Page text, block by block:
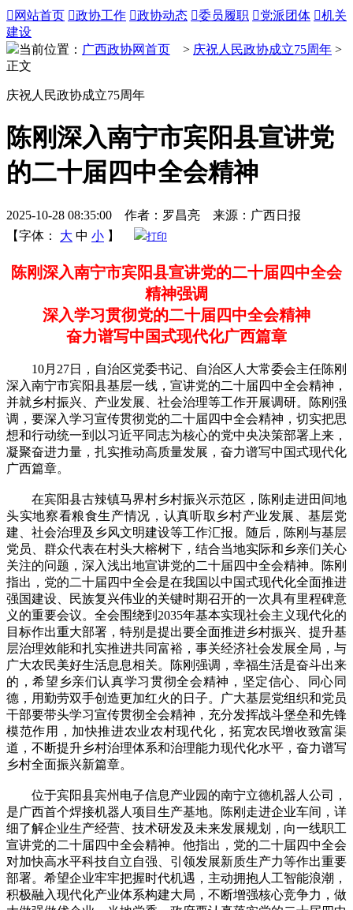
 网站首页 政协工作 政协动态 委员履职 党派团体 机关
建设
当前位置： 广西政协网首页 > 庆祝人民政协成立75周年 >
正文
庆祝人民政协成立75周年
陈刚深入南宁市宾阳县宣讲党
的二十届四中全会精神
2025-10-28 08:35:00 作者：罗昌亮 来源：广西日报
【字体：
大 中 小 】 打印
陈刚深入南宁市宾阳县宣讲党的二十届四中全会
精神强调
深入学习贯彻党的二十届四中全会精神
奋力谱写中国式现代化广西篇章
10月27日，自治区党委书记、自治区人大常委会主任陈刚
深入南宁市宾阳县基层一线，宣讲党的二十届四中全会精神，
并就乡村振兴、产业发展、社会治理等工作开展调研。陈刚强
调，要深入学习宣传贯彻党的二十届四中全会精神，切实把思
想和行动统一到以习近平同志为核心的党中央决策部署上来，
凝聚奋进力量，扎实推动高质量发展，奋力谱写中国式现代化
广西篇章。
在宾阳县古辣镇马界村乡村振兴示范区，陈刚走进田间地
头实地察看粮食生产情况，认真听取乡村产业发展、基层党
建、社会治理及乡风文明建设等工作汇报。随后，陈刚与基层
党员、群众代表在村头大榕树下，结合当地实际和乡亲们关心
关注的问题，深入浅出地宣讲党的二十届四中全会精神。陈刚
指出，党的二十届四中全会是在我国以中国式现代化全面推进
强国建设、民族复兴伟业的关键时期召开的一次具有里程碑意
义的重要会议。全会围绕到2035年基本实现社会主义现代化的
目标作出重大部署，特别是提出要全面推进乡村振兴、提升基
层治理效能和扎实推进共同富裕，事关经济社会发展全局，与
广大农民美好生活息息相关。陈刚强调，幸福生活是奋斗出来
的，希望乡亲们认真学习贯彻全会精神，坚定信心、同心同
德，用勤劳双手创造更加红火的日子。广大基层党组织和党员
干部要带头学习宣传贯彻全会精神，充分发挥战斗堡垒和先锋
模范作用，加快推进农业农村现代化，拓宽农民增收致富渠
道，不断提升乡村治理体系和治理能力现代化水平，奋力谱写
乡村全面振兴新篇章。
位于宾阳县宾州电子信息产业园的南宁立德机器人公司，
是广西首个焊接机器人项目生产基地。陈刚走进企业车间，详
细了解企业生产经营、技术研发及未来发展规划，向一线职工
宣讲党的二十届四中全会精神。他指出，党的二十届四中全会
对加快高水平科技自立自强、引领发展新质生产力等作出重要
部署。希望企业牢牢把握时代机遇，主动拥抱人工智能浪潮，
积极融入现代化产业体系构建大局，不断增强核心竞争力，做